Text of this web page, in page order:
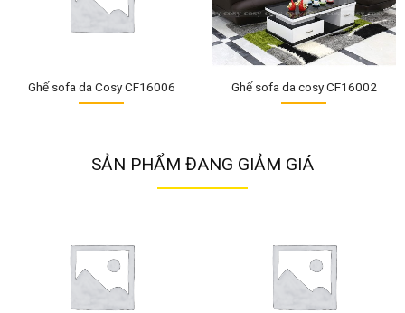
Ghế sofa da Cosy CF16006 Ghế sofa da cosy CF16002
SẢN PHẨM ĐANG GIẢM GIÁ